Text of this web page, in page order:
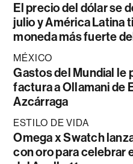
El precio del dólar se
julio y América Latina
moneda más fuerte
MÉXICO
Gastos del Mundial le
factura a Ollamani de
Azcárraga
ESTILO DE VIDA
Omega x Swatch
con oro para celebrar